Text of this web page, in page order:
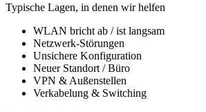
Typische Lagen, in denen wir helfen
WLAN bricht ab / ist langsam
Netzwerk-Störungen
Unsichere Konfiguration
Neuer Standort / Büro
VPN & Außenstellen
Verkabelung & Switching